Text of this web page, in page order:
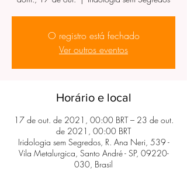
O registro está fechado
Ver outros eventos
Horário e local
17 de out. de 2021, 00:00 BRT – 23 de out.
de 2021, 00:00 BRT
Iridologia sem Segredos, R. Ana Neri, 539 -
Vila Metalurgica, Santo André - SP, 09220-
030, Brasil